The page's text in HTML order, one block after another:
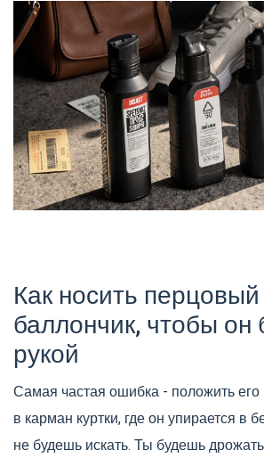
Как носить перцовый
баллончик, чтобы он
рукой
Самая частая ошибка - положить
в карман куртки, где он упирается в
не будешь искать. Ты будешь